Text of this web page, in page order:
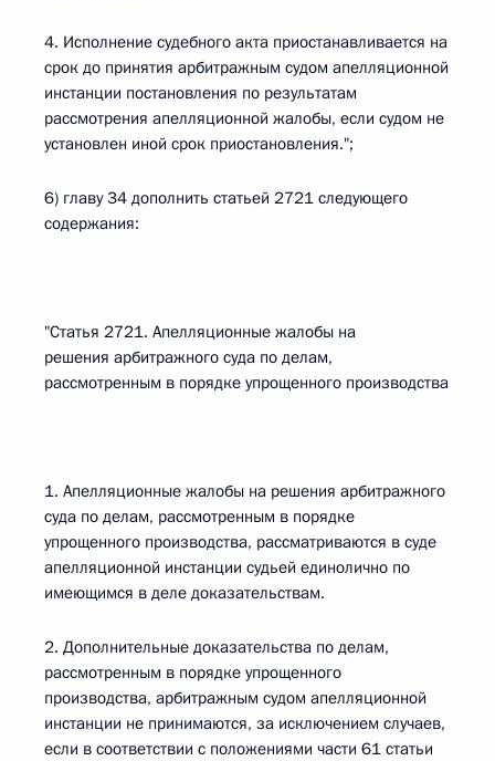
4. Исполнение судебного акта приостанавливается на
срок до принятия арбитражным судом апелляционной
инстанции постановления по результатам
рассмотрения апелляционной жалобы, если судом не
установлен иной срок приостановления.";
6) главу 34 дополнить статьей 2721 следующего
содержания:
"Статья 2721. Апелляционные жалобы на
решения арбитражного суда по делам,
рассмотренным в порядке упрощенного производства
1. Апелляционные жалобы на решения арбитражного
суда по делам, рассмотренным в порядке
упрощенного производства, рассматриваются в суде
апелляционной инстанции судьей единолично по
имеющимся в деле доказательствам.
2. Дополнительные доказательства по делам,
рассмотренным в порядке упрощенного
производства, арбитражным судом апелляционной
инстанции не принимаются, за исключением случаев,
если в соответствии с положениями части 61 статьи